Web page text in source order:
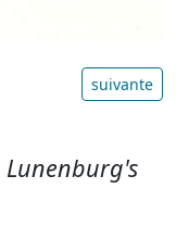
suivante
Lunenburg's